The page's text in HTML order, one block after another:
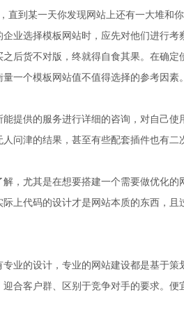
直到某一天你发现网站上还有一大堆和
业选择模板网站时，应先对他们进行
后货不对版，终就得自食其果。在确
一个模板网站值不值得选择的参考因素。
提供的服务进行详细的咨询，对自己
问津的结果，甚至有些配套插件也有二
，尤其是在想要搭建一个需要做优化
上代码的设计才是网站本质的东西，
业的设计，专业的网站建设都是基于
合客户群、区别于竞争对手的要求。便